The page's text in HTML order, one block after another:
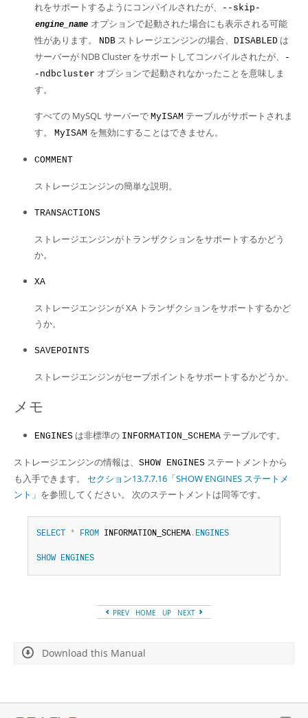
れをサポートするようにコンパイルされたが、
--skip-
engine_name オプションで起動された場合にも表示される可能
性があります。
NDB ストレージエンジンの場合、 DISABLED は
サーバーが NDB Cluster をサポートしてコンパイルされたが、
-
-ndbcluster オプションで起動されなかったことを意味しま
す。
すべての MySQL サーバーで MyISAM テーブルがサポートされま
す。 MyISAM を無効にすることはできません。
COMMENT
ストレージエンジンの簡単な説明。
TRANSACTIONS
ストレージエンジンがトランザクションをサポートするかどう
か。
XA
ストレージエンジンが XA トランザクションをサポートするかど
うか。
SAVEPOINTS
ストレージエンジンがセーブポイントをサポートするかどうか。
メモ
ENGINES は非標準の INFORMATION_SCHEMA テーブルです。
ストレージエンジンの情報は、 SHOW ENGINES ステートメントから
も入手できます。 セクション13.7.7.16「SHOW ENGINES ステートメ
ント」 を参照してください。 次のステートメントは同等です。
SELECT * FROM INFORMATION_SCHEMA . ENGINES
SHOW ENGINES
PREV HOME UP NEXT
Download this Manual